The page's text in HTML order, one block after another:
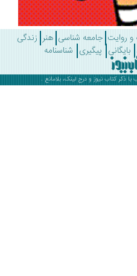
جامعه شناسی هنر زندگی
پیگیری شناسنامه
نیوزو درج لینک، بلامانع .